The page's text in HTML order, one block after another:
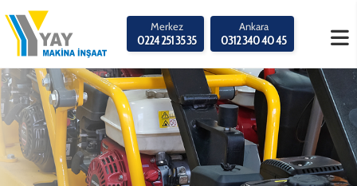
Merkez
0224 251 35 35
Ankara
0312 340 40 45